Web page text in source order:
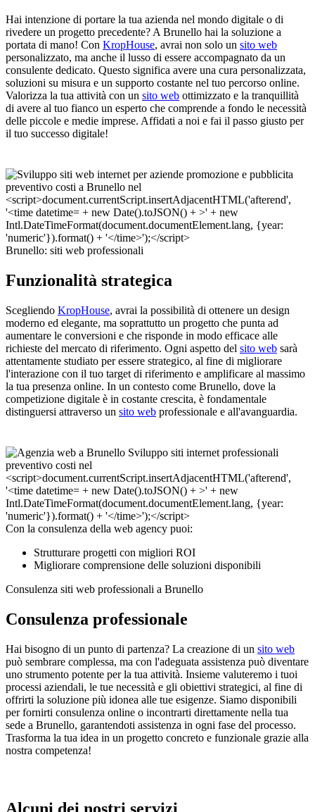
Hai intenzione di portare la tua azienda nel mondo digitale o di
rivedere un progetto precedente? A Brunello hai la soluzione a
portata di mano! Con KropHouse, avrai non solo un sito web
personalizzato, ma anche il lusso di essere accompagnato da un
consulente dedicato. Questo significa avere una cura personalizzata,
soluzioni su misura e un supporto costante nel tuo percorso online.
Valorizza la tua attività con un sito web ottimizzato e la tranquillità
di avere al tuo fianco un esperto che comprende a fondo le necessità
delle piccole e medie imprese. Affidati a noi e fai il passo giusto per
il tuo successo digitale!
Brunello: siti web professionali
Funzionalità strategica
Scegliendo KropHouse, avrai la possibilità di ottenere un design
moderno ed elegante, ma soprattutto un progetto che punta ad
aumentare le conversioni e che risponde in modo efficace alle
richieste del mercato di riferimento. Ogni aspetto del sito web sarà
attentamente studiato per essere strategico, al fine di migliorare
l'interazione con il tuo target di riferimento e amplificare al massimo
la tua presenza online. In un contesto come Brunello, dove la
competizione digitale è in costante crescita, è fondamentale
distinguersi attraverso un sito web professionale e all'avanguardia.
Con la consulenza della web agency puoi:
Strutturare progetti con migliori ROI
Migliorare comprensione delle soluzioni disponibili
Consulenza siti web professionali a Brunello
Consulenza professionale
Hai bisogno di un punto di partenza? La creazione di un sito web
può sembrare complessa, ma con l'adeguata assistenza può diventare
uno strumento potente per la tua attività. Insieme valuteremo i tuoi
processi aziendali, le tue necessità e gli obiettivi strategici, al fine di
offrirti la soluzione più idonea alle tue esigenze. Siamo disponibili
per fornirti consulenza online o incontrarti direttamente nella tua
sede a Brunello, garantendoti assistenza in ogni fase del processo.
Trasforma la tua idea in un progetto concreto e funzionale grazie alla
nostra competenza!